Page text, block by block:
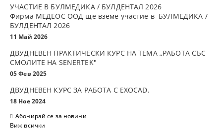
УЧАСТИЕ В БУЛМЕДИКА / БУЛДЕНТАЛ 2026
Фирма МЕДЕОС ООД ще вземе участие в БУЛМЕДИКА /
БУЛДЕНТАЛ 2026
11 Май 2026
ДВУДНЕВЕН ПРАКТИЧЕСКИ КУРС НА ТЕМА „РАБОТА СЪС
СМОЛИТЕ НА SENERTEK"
05 Фев 2025
ДВУДНЕВЕН КУРС ЗА РАБОТА С ЕXOCAD.
18 Ное 2024
Абонирай се за новини
Виж всички